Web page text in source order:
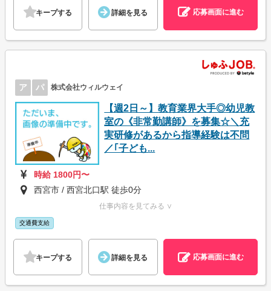
キープする 詳細を見る 応募画面に進む
ア パ 株式会社ウィルウェイ
【週2日～】教育業界大手◎幼児教
室の《非常勤講師》を募集☆＼充
実研修があるから指導経験は不問
／｢子ども...
時給 1800円〜
西宮市 / 西宮北口駅 徒歩0分
仕事内容を見てみる ∨
交通費支給
キープする 詳細を見る 応募画面に進む